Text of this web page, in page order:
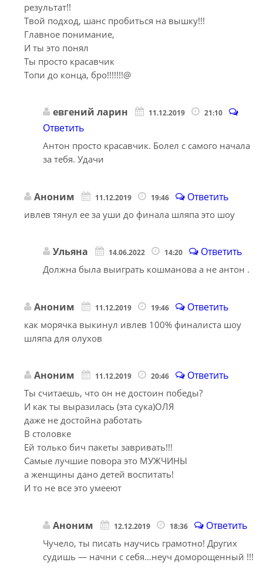
результат!!
Твой подход, шанс пробиться на вышку!!!
Главное понимание,
И ты это понял
Ты просто красавчик
Топи до конца, бро!!!!!!!@
евгений ларин 11.12.2019 21:10
Ответить
Антон просто красавчик. Болел с самого начала
за тебя. Удачи
Аноним 11.12.2019 19:46 Ответить
ивлев тянул ее за уши до финала шляпа это шоу
Ульяна 14.06.2022 14:20 Ответить
Должна была выиграть кошманова а не антон .
Аноним 11.12.2019 19:46 Ответить
как морячка выкинул ивлев 100% финалиста шоу
шляпа для олухов
Аноним 11.12.2019 20:46 Ответить
Ты считаешь, что он не достоин победы?
И как ты выразилась (эта сука)ОЛЯ
даже не достойна работать
В столовке
Ей только бич пакеты завривать!!!
Самые лучшие повора это МУЖЧИНЫ
а женщины дано детей воспитать!
И то не все это умееют
Аноним 12.12.2019 18:36 Ответить
Чучело, ты писать научись грамотно! Других
судишь — начни с себя…неуч доморощенный !!!